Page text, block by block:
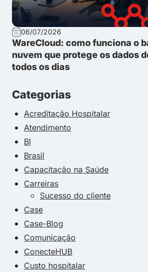
06/07/2026
WareCloud: como funciona o
nuvem que protege os dados
todos os dias
Categorias
Acreditação Hospitalar
Atendimento
BI
Brasil
Capacitação na Saúde
Carreiras
Sucesso do cliente
Case
Case-Blog
Comunicação
ConecteHUB
Custo hospitalar